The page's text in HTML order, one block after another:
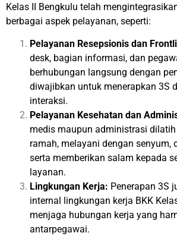
Kelas II Bengkulu telah
berbagai aspek pelayanan, seperti:
Pelayanan Resepsionis dan
desk, bagian informasi, dan
berhubungan langsung dengan
diwajibkan untuk menerapkan 3S
interaksi.
Pelayanan Kesehatan dan
medis maupun administrasi
ramah, melayani dengan senyum,
serta memberikan salam kepada
layanan.
Lingkungan Kerja: Penerapan 3S
internal lingkungan kerja BKK
menjaga hubungan kerja yang
antarpegawai.